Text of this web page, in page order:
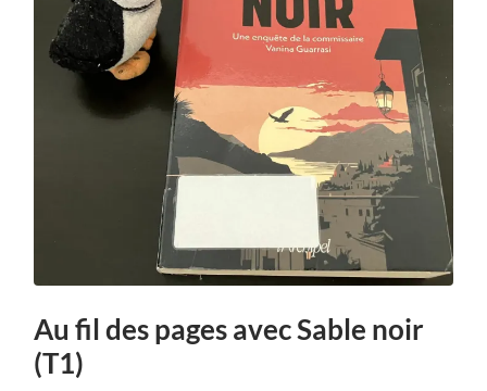
Au fil des pages avec Sable noir
(T1)